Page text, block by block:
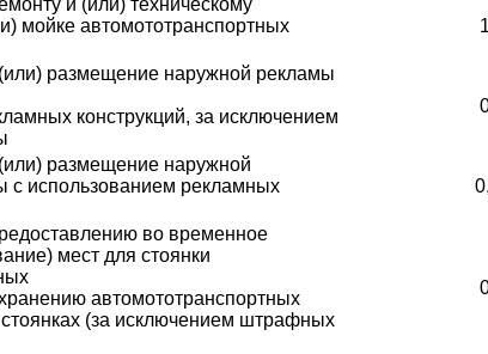
и (или) техническому
мойке автомототранспортных
размещение наружной рекламы
конструкций, за исключением
размещение наружной
с использованием рекламных
во временное
мест для стоянки
автомототранспортных
(за исключением штрафных